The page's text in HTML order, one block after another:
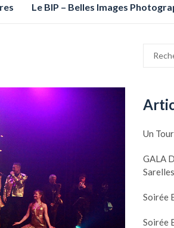
Le BIP – Belles Images
Un
GALA
Soirée
Soirée